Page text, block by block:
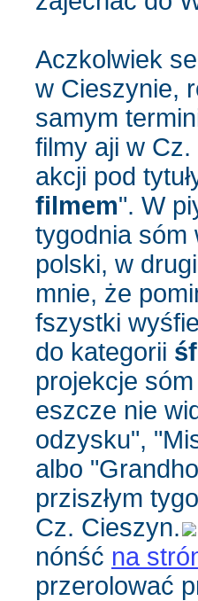
Aczkolwiek
w Cieszynie,
samym
filmy aji w
akcji pod
filmem". W
tygodnia sóm
polski, w
mnie, że
fszystki
do kategorii
projekcje sóm
eszcze nie
odzysku",
albo
prziszłym
Cz. Cieszyn.
nónść na
przerolować